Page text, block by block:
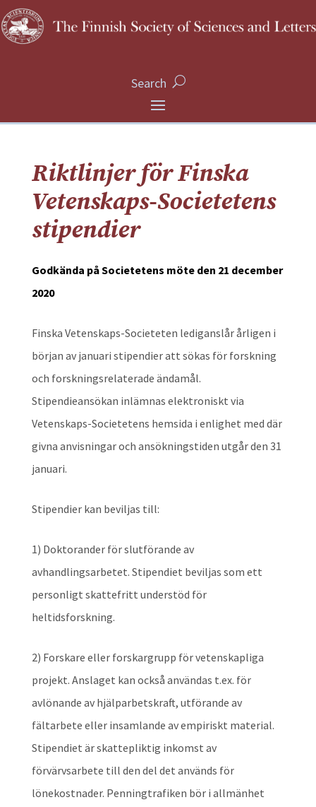
Search
Riktlinjer för Finska
Vetenskaps-Societetens
stipendier
Godkända på Societetens möte den 21 december
2020
Finska Vetenskaps-Societeten lediganslår årligen i
början av januari stipendier att sökas för forskning
och forskningsrelaterade ändamål.
Stipendieansökan inlämnas elektroniskt via
Vetenskaps-Societetens hemsida i enlighet med där
givna anvisningar och ansökningstiden utgår den 31
januari.
Stipendier kan beviljas till:
1) Doktorander för slutförande av
avhandlingsarbetet. Stipendiet beviljas som ett
personligt skattefritt understöd för
heltidsforskning.
2) Forskare eller forskargrupp för vetenskapliga
projekt. Anslaget kan också användas t.ex. för
avlönande av hjälparbetskraft, utförande av
fältarbete eller insamlande av empiriskt material.
Stipendiet är skattepliktig inkomst av
förvärvsarbete till den del det används för
lönekostnader. Penningtrafiken bör i allmänhet